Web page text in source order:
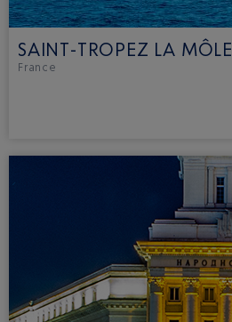
SAINT-TROPEZ LA MÔLE
France